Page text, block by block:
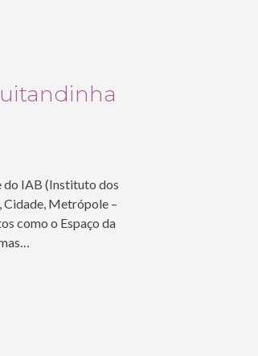
do IAB (Instituto dos
Cidade, Metrópole –
como o Espaço da